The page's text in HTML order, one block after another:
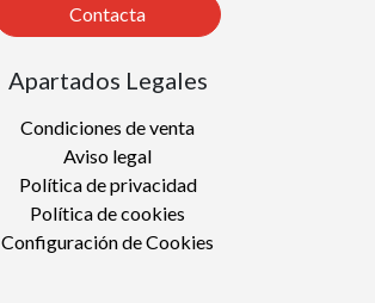
Contacta
Apartados Legales
Condiciones de venta
Aviso legal
Política de privacidad
Política de cookies
Configuración de Cookies